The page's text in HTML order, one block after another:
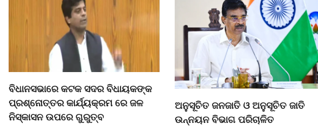
ବିଧାନସଭାରେ କଟକ ସଦର ବିଧାୟକଙ୍କ
ପ୍ରଶ୍ନୋତ୍ତର କାର୍ଯ୍ୟକ୍ରମ ରେ ଜଳ
ନିସ୍କାସନ ଉପରେ ଗୁରୁତ୍ବ
ଅନୁସୂଚିତ ଜନଜାତି ଓ ଅନୁସୂଚିତ ଜାତି
ଉନ୍ନୟନ ବିଭାଗ ପରିଚାଳିତ